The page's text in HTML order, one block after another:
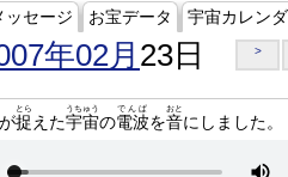
ッセージ お宝データ 宇宙カレン
年02月 23日 >
が捉
とら
えた宇宙
うちゅう
の電波
でんぱ
を音
おと
にしました。